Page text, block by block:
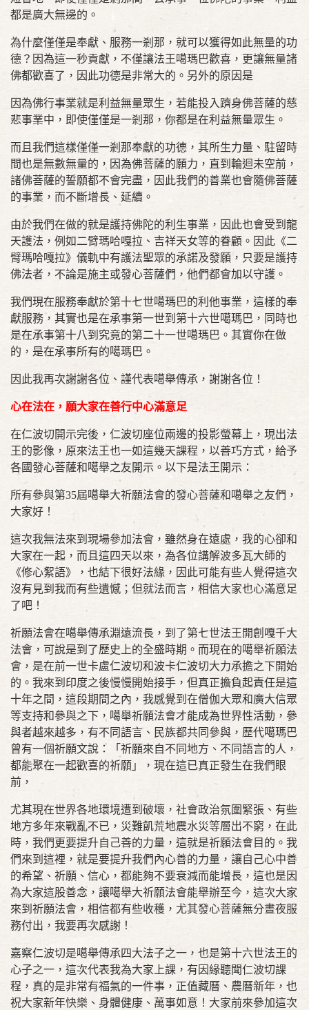
都是廣大無邊的。
為什麼僅僅是奉獻、服務一剎那，就可以獲得如此無量的功
德？因為這一秒貢獻，不僅讓法王噶瑪巴歡喜，更讓無量諸
佛都歡喜了，因此功德是非常大的。另外的原因是
因為佛行事業就是利益無量眾生，若能投入躋身佛菩薩的慈
悲事業中，即使僅僅是一剎那，你都是在利益無量眾生。
而且我們這樣僅僅一剎那奉獻的功德，其所生力量、駐留時
間也是無數無量的，因為佛菩薩的願力，直到輪迴未空前，
諸佛菩薩的誓願都不會完盡，因此我們的善業也會隨佛菩薩
的事業，而不斷增長、延續。
由於我們在做的就是護持佛陀的利生事業，因此也會受到龍
天護法，例如二臂瑪哈嘎拉、吉祥天女等的眷顧。因此《二
臂瑪哈嘎拉》儀軌中有護法聖眾的承諾及發願，只要是護持
佛法者，不論是施主或發心菩薩們，他們都會加以守護。
我們現在服務奉獻於第十七世噶瑪巴的利他事業，這樣的奉
獻服務，其實也是在承事第一世到第十六世噶瑪巴，同時也
是在承事第十八到究竟的第二十一世噶瑪巴。其實你在做
的，是在承事所有的噶瑪巴。
因此我再次謝謝各位、謹代表噶舉傳承，謝謝各位！
心在法在，願大家在善行中心滿意足
在仁波切開示完後，仁波切座位兩邊的投影螢幕上，現出法
王的影像，原來法王也一如這幾天課程，以善巧方式，給予
各國發心菩薩和噶舉之友開示。以下是法王開示：
所有參與第35屆噶舉大祈願法會的發心菩薩和噶舉之友們，
大家好！
這次我無法來到現場參加法會，雖然身在遠處，我的心卻和
大家在一起，而且這四天以來，為各位講解波多瓦大師的
《修心絮語》，也結下很好法緣，因此可能有些人覺得這次
沒有見到我而有些遺憾；但就法而言，相信大家也心滿意足
了吧！
祈願法會在噶舉傳承淵遠流長，到了第七世法王開創嘎千大
法會，可說是到了歷史上的全盛時期。而現在的噶舉祈願法
會，是在前一世卡盧仁波切和波卡仁波切大力承擔之下開始
的。我來到印度之後慢慢開始接手，但真正擔負起責任是這
十年之間，這段期間之內，我感覺到在僧伽大眾和廣大信眾
等支持和參與之下，噶舉祈願法會才能成為世界性活動，參
與者越來越多，有不同語言、民族都共同參與，歷代噶瑪巴
曾有一個祈願文說：「祈願來自不同地方、不同語言的人，
都能聚在一起歡喜的祈願」，現在這已真正發生在我們眼
前，
尤其現在世界各地環境遭到破壞，社會政治氛圍緊張、有些
地方多年來戰亂不已，災難飢荒地震水災等層出不窮，在此
時，我們更要提升自己善的力量，這就是祈願法會目的。我
們來到這裡，就是要提升我們內心善的力量，讓自己心中善
的希望、祈願、信心，都能夠不要衰減而能增長，這也是因
為大家這股善念，讓噶舉大祈願法會能舉辦至今，這次大家
來到祈願法會，相信都有些收穫，尤其發心菩薩無分晝夜服
務付出，我要再次感謝！
嘉察仁波切是噶舉傳承四大法子之一，也是第十六世法王的
心子之一，這次代表我為大家上課，有因緣聽聞仁波切課
程，真的是非常有福氣的一件事，正值藏曆、農曆新年，也
祝大家新年快樂、身體健康、萬事如意！大家前來參加這次